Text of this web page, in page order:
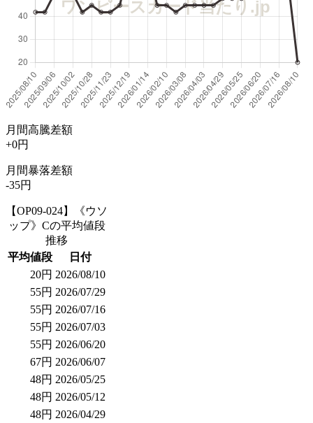
月間高騰差額
+0円
月間暴落差額
-35円
【OP09-024】《ウソ
ップ》Cの平均値段
推移
平均値段
日付
20円 2026/08/10
55円 2026/07/29
55円 2026/07/16
55円 2026/07/03
55円 2026/06/20
67円 2026/06/07
48円 2026/05/25
48円 2026/05/12
48円 2026/04/29